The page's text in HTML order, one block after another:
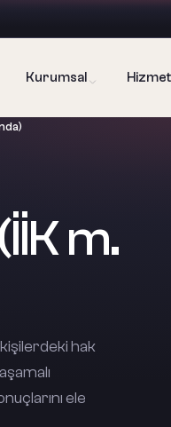
Kurumsal
m.
hak
ele